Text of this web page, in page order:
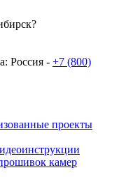
Россия - +7 (800)
проекты
камер